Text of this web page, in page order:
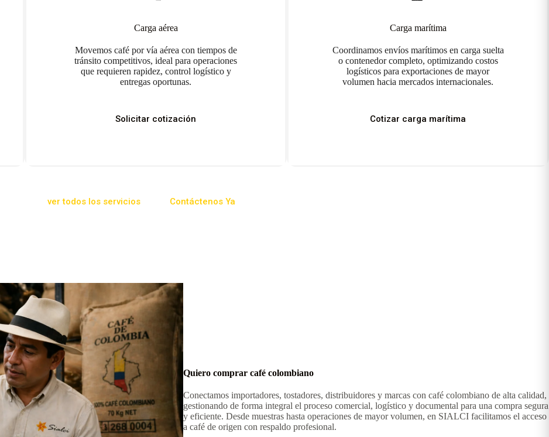
Carga aérea
Movemos café por vía aérea con tiempos de
tránsito competitivos, ideal para operaciones
que requieren rapidez, control logístico y
entregas oportunas.
Solicitar cotización
Carga marítima
Coordinamos envíos marítimos en carga suelta
o contenedor completo, optimizando costos
logísticos para exportaciones de mayor
volumen hacia mercados internacionales.
Cotizar carga marítima
ver todos los servicios Contáctenos Ya
Quiero comprar café colombiano
Conectamos importadores, tostadores, distribuidores y marcas con café colombiano de alta calidad,
gestionando de forma integral el proceso comercial, logístico y documental para una compra segura
y eficiente. Desde muestras hasta operaciones de mayor volumen, en SIALCI facilitamos el acceso
a café de origen con respaldo profesional.